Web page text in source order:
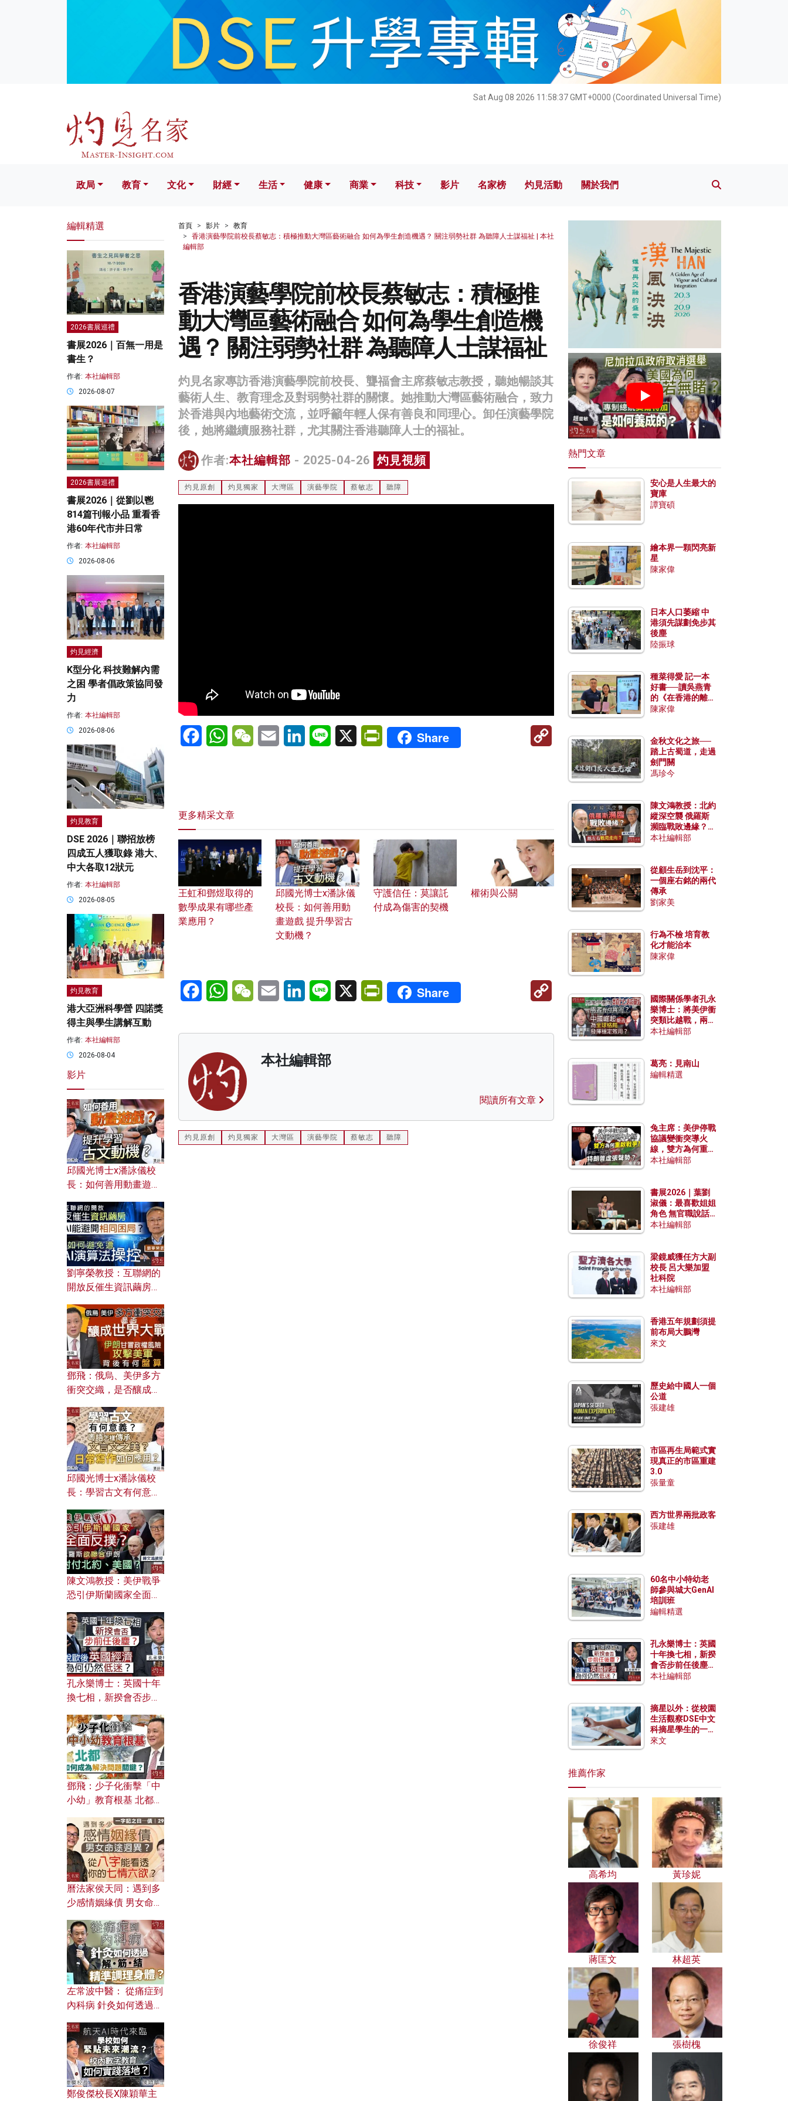
Sat Aug 08 2026 11:58:38 GMT+0000 (Coordinated Universal Time)
文化 財經 生活 健康 科技 影片 名家榜 灼見活動 關於我們
政局 教育 文化 財經 生活 健康 商業 科技 影片 名家榜 灼見活動 關於我們
首頁 影片
教育
香港演藝學院前校長蔡敏志：積極推動大灣區藝術融合 如何為學生創造機遇？ 關注弱勢社群 為聽障人士謀福祉 | 本社
編輯部
香港演藝學院前校長蔡敏志：積極推
動大灣區藝術融合 如何為學生創造機
遇？ 關注弱勢社群 為聽障人士謀福祉
灼見名家專訪香港演藝學院前校長、聾福會主席蔡敏志教授，聽她暢談其
藝術人生、教育理念及對弱勢社群的關懷。她推動大灣區藝術融合，致力
於香港與內地藝術交流，並呼籲年輕人保有善良和同理心。卸任演藝學院
後，她將繼續服務社群，尤其關注香港聽障人士的福祉。
作者:本社編輯部 - 2025-04-26 灼見視頻
灼見原創 灼見獨家 大灣區 演藝學院 蔡敏志 聽障
FacebookWhatsAppWeChatEmail LinkedInLine X PrintFriendly
Share
Link
更多精采文章
王虹和鄧煜取得的
數學成果有哪些產
業應用？
邱國光博士x潘詠儀
校長：如何善用動
畫遊戲 提升學習古
文動機？
守護信任：莫讓託
付成為傷害的契機
權術與公關
FacebookWhatsAppWeChatEmail LinkedInLine X PrintFriendly
Share
Link
本社編輯部
閱讀所有文章
灼見原創 灼見獨家 大灣區 演藝學院 蔡敏志 聽障
編輯精選
2026書展巡禮
書展2026｜百無一用是
書生？
作者: 本社編輯部
2026-08-07
2026書展巡禮
書展2026｜從劉以鬯
814篇刊報小品 重看香
港60年代市井日常
作者: 本社編輯部
2026-08-06
灼見經濟
K型分化 科技難解內需
之困 學者倡政策協同發
力
作者: 本社編輯部
2026-08-06
灼見教育
DSE 2026｜聯招放榜
四成五人獲取錄 港大、
中大各取12狀元
作者: 本社編輯部
2026-08-05
灼見教育
港大亞洲科學營 四諾獎
得主與學生講解互動
作者: 本社編輯部
2026-08-04
影片
邱國光博士x潘詠儀校
長：如何善用動畫遊戲
劉寧榮教授：互聯網的
開放反催生資訊繭房，
何避免遭AI演算法操
控？
鄧飛：俄烏、美伊多方
衝突交織，是否釀成世
風險攻擊美軍，背後有
何盤算？
邱國光博士x潘詠儀校
長：學習古文有何意
文之美？ 日常寫作如何
應用？
陳文鴻教授：美伊戰爭
恐引伊斯蘭國家全面反
對付北約美國？
孔永樂博士：英國十年
換七相，新揆會否步前
濟為何仍然低迷？
鄧飛：少子化衝擊「中
小幼」教育根基 北都如
曆法家侯天同：遇到多
少感情姻緣債 男女命途
的七情六欲？
左常波中醫： 從痛症到
內科病 針灸如何透過解
鄭俊傑校長X陳穎華主
熱門文章
安心是人生最大的
寶庫
譚寶碩
繪本界一顆閃亮新
星
陳家偉
日本人口萎縮 中
港須先謀劃免步其
後塵
陸振球
種菜得愛 記一本
好書──讀吳燕青
的《在香港的離島
種菜》
陳家偉
金秋文化之旅──
踏上古蜀道，走過
劍門關
馮珍今
陳文鴻教授：北約
縱深空襲 俄羅斯
瀕臨戰敗邊緣？中
國零部件能左右戰
本社編輯部
從顧生岳到沈平：
一個座右銘的兩代
傳承
劉家美
行為不檢 培育教
化才能治本
陳家偉
國際關係學者孔永
樂博士：將美伊衝
突類比越戰，兩者
有何異同？中國崛
本社編輯部
葛亮：見南山
編輯精選
兔主席：美伊停戰
協議變衝突導火
線，雙方為何重啟
戰爭？伊朗一早洞
本社編輯部
書展2026｜葉劉
淑儀：最喜歡姐姐
角色 無官職說話
包袱少
本社編輯部
梁鏡威獲任方大副
校長 呂大樂加盟
社科院
本社編輯部
香港五年規劃須提
前布局大鵬灣
來文
歷史給中國人一個
公道
張建雄
市區再生局範式實
現真正的市區重建
3.0
張量童
西方世界兩批政客
張建雄
60名中小特幼老
師參與城大GenAI
培訓班
編輯精選
孔永樂博士：英國
十年換七相，新揆
會否步前任後塵？
脫歐後英國經濟為
本社編輯部
摘星以外：從校園
生活觀察DSE中文
科摘星學生的一點
特質
來文
推薦作家
高希均 黃珍妮
蔣匡文 林超英
徐俊祥 張樹槐